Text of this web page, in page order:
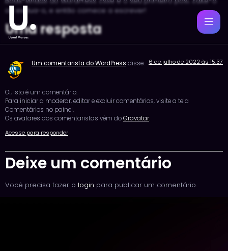
ou exclua-o, e então comece a escrever!
Uma resposta
Um comentarista do WordPress disse: 6 de julho de 2022 às 15:37
Oi, isto é um comentário.
Para iniciar a moderar, editar e excluir comentários, visite a tela
Comentários no painel.
Os avatares dos comentaristas vêm doGravatar.
Acesse para responder
Deixe um comentário
Você precisa fazer o login para publicar um comentário.